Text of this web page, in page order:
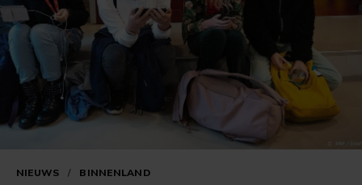
NIEUWS / BINNENLAND